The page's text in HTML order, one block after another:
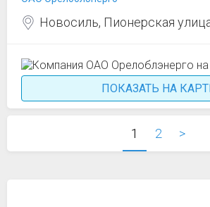
Новосиль, Пионерская
ПОКАЗАТЬ НА
1 2 >